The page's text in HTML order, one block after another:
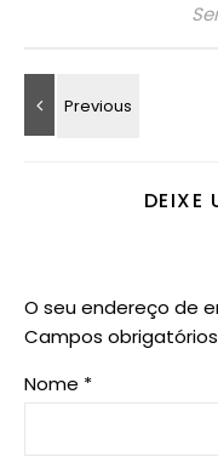
DEIXE
O seu endereço de
Campos
Nome *